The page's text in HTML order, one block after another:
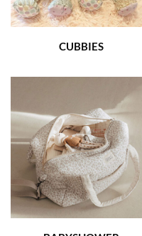
CUBBIES